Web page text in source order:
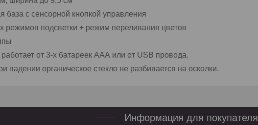
база с сенсорной кнопкой управления
режимов подсветки + режим переливания цветов
от 3-х батареек ААА или от USB провода.
падении органическое стекло не разбивается на осколки.
Информация для покупателя